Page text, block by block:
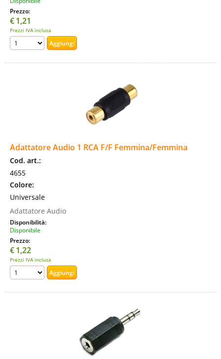
Prezzo:
€1,21
Prezzi IVA inclusa
Adattatore Audio 1 RCA F/F Femmina/Femmina
Cod. art.:
4655
Colore:
Universale
Adattatore Audio
Disponibilità:
Disponibile
Prezzo:
€1,22
Prezzi IVA inclusa